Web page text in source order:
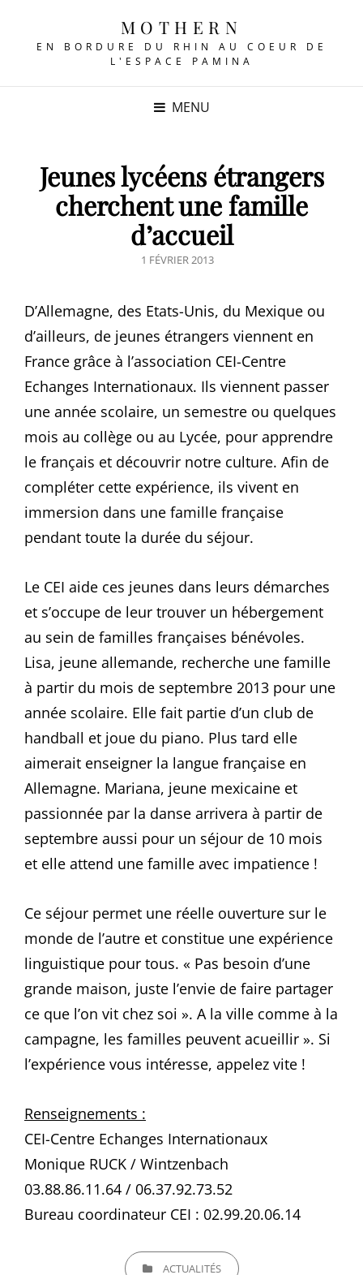
MOTHERN
EN BORDURE DU RHIN AU COEUR DE
L'ESPACE PAMINA
MENU
Jeunes lycéens étrangers
cherchent une famille
d’accueil
POSTED
1 FÉVRIER 2013
D’Allemagne, des Etats-Unis, du Mexique ou
d’ailleurs, de jeunes étrangers viennent en
France grâce à l’association CEI-Centre
Echanges Internationaux. Ils viennent passer
une année scolaire, un semestre ou quelques
mois au collège ou au Lycée, pour apprendre
le français et découvrir notre culture. Afin de
compléter cette expérience, ils vivent en
immersion dans une famille française
pendant toute la durée du séjour.
Le CEI aide ces jeunes dans leurs démarches
et s’occupe de leur trouver un hébergement
au sein de familles françaises bénévoles.
Lisa, jeune allemande, recherche une famille
à partir du mois de septembre 2013 pour une
année scolaire. Elle fait partie d’un club de
handball et joue du piano. Plus tard elle
aimerait enseigner la langue française en
Allemagne. Mariana, jeune mexicaine et
passionnée par la danse arrivera à partir de
septembre aussi pour un séjour de 10 mois
et elle attend une famille avec impatience !
Ce séjour permet une réelle ouverture sur le
monde de l’autre et constitue une expérience
linguistique pour tous. « Pas besoin d’une
grande maison, juste l’envie de faire partager
ce que l’on vit chez soi ». A la ville comme à la
campagne, les familles peuvent acueillir ». Si
l’expérience vous intéresse, appelez vite !
Renseignements :
CEI-Centre Echanges Internationaux
Monique RUCK / Wintzenbach
03.88.86.11.64 / 06.37.92.73.52
Bureau coordinateur CEI : 02.99.20.06.14
CATEGORIESACTUALITÉS